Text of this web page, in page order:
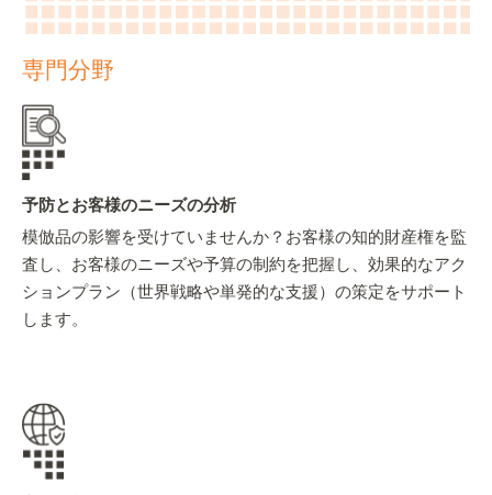
専門分野
予防とお客様のニーズの分析
模倣品の影響を受けていませんか？お客様の知的財産権を監
査し、お客様のニーズや予算の制約を把握し、効果的なアク
ションプラン（世界戦略や単発的な支援）の策定をサポート
します。